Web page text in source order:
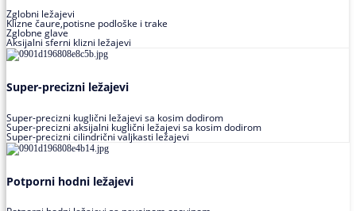
Zglobni ležajevi
Klizne čaure,potisne podloške i trake
Zglobne glave
Aksijalni sferni klizni ležajevi
Super-precizni ležajevi
Super-precizni kuglični ležajevi sa kosim dodirom
Super-precizni aksijalni kuglični ležajevi sa kosim dodirom
Super-precizni cilindrični valjkasti ležajevi
Potporni hodni ležajevi